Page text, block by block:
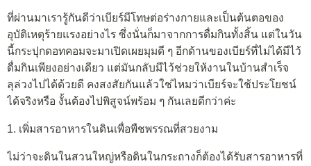
ที่ผ่านมาเรารู้กันดีว่าเบียร์มีโทษต่อร่างกายและเป็นต้นตอของ
อุบัติเหตุร้ายแรงอย่างไร ซึ่งนั่นก็มาจากการดื่มกินทั้งสิ้น แต่ในวัน
นี้กระปุกดอทคอมจะมาเปิดเผยมุมดี ๆ อีกด้านของเบียร์ที่ไม่ได้มีไว้
ดื่มกินเพียงอย่างเดียว แต่มันกลับมีไว้ช่วยให้งานในบ้านสำเร็จ
ลุล่วงไปได้ด้วยดี คงสงสัยกันแล้วใช่ไหมว่าเบียร์จะใช้ประโยชน์
ได้จริงหรือ งั้นต้องไปพิสูจน์พร้อม ๆ กันเลยดีกว่าค่ะ
1. เพิ่มสารอาหารในดินเพื่อพืชพรรณที่สวยงาม
ไม่ว่าจะดินในสวนใหญ่หรือดินในกระถางก็ต้องได้รับสารอาหารที่